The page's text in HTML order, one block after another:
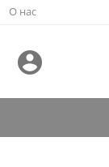
О нас
